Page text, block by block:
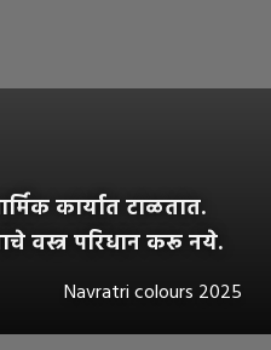
कार्यात टाळतात.
वस्त्र परिधान करू नये.
Navratri colours 2025